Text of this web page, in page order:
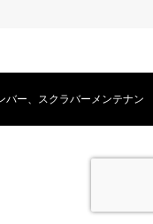
バー、スクラバーメンテナン